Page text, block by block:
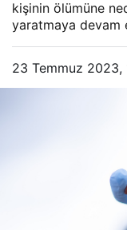
kişinin ölümüne
yaratmaya devam
23 Temmuz 2023,